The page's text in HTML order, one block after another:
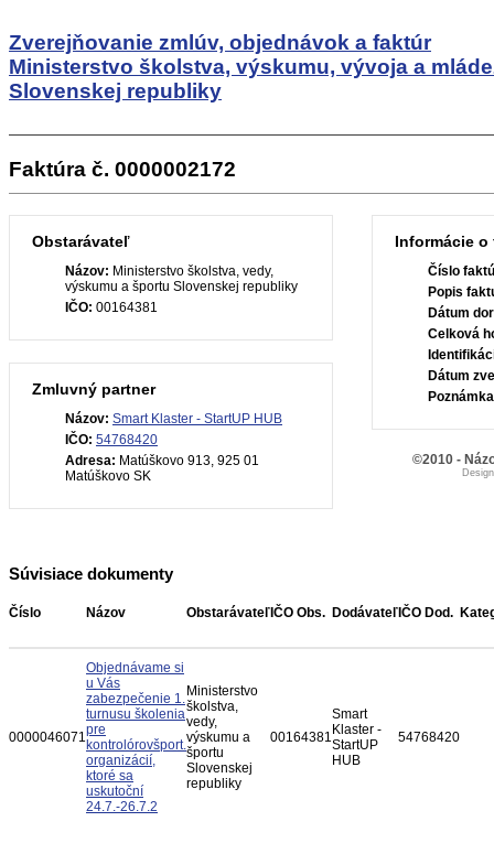
Zverejňovanie zmlúv, objednávok a faktúr
Ministerstvo školstva, výskumu, vývoja a
Slovenskej republiky
Faktúra č. 0000002172
Obstarávateľ
Názov: Ministerstvo školstva, vedy,
výskumu a športu Slovenskej republiky
IČO: 00164381
Zmluvný partner
Názov: Smart Klaster - StartUP HUB
IČO: 54768420
Adresa: Matúškovo 913, 925 01
Matúškovo SK
Informácie o
Číslo
Popis
Dátum
Celková
Dátum
Súvisiace dokumenty
Číslo Názov Obstarávateľ IČO Obs. Dodávateľ IČO Dod.
0000046071
Objednávame si
u Vás
zabezpečenie 1.
turnusu školenia
pre
kontrolórovšport.
organizácií,
ktoré sa
uskutoční
24.7.-26.7.2
Ministerstvo
školstva,
vedy,
výskumu a
športu
Slovenskej
republiky
00164381
Smart
Klaster -
StartUP
HUB
54768420
©2010 -